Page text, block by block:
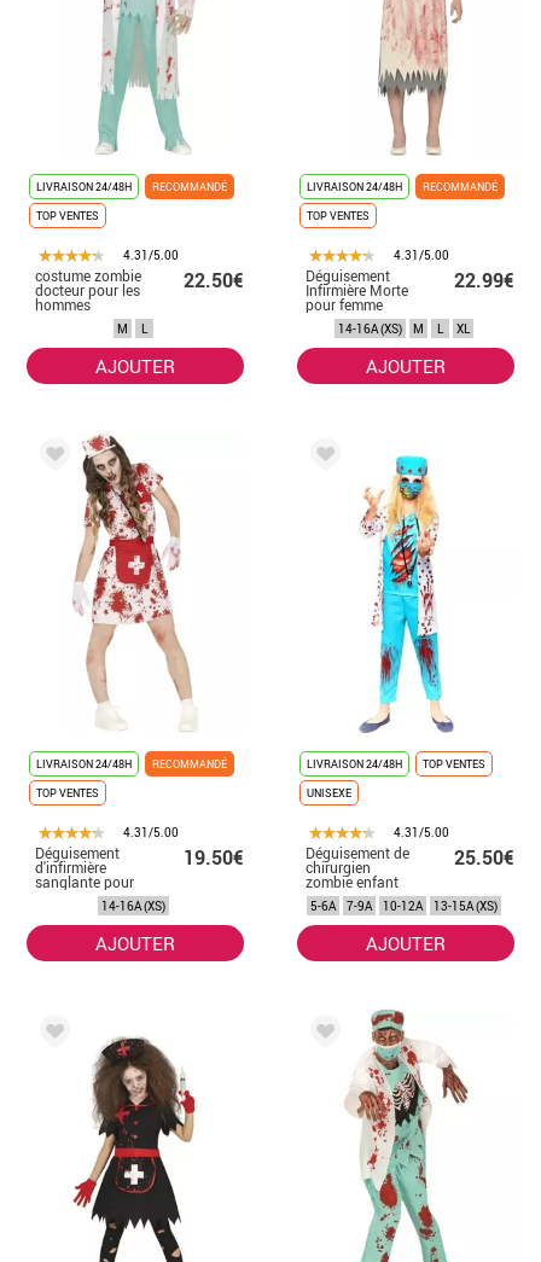
LIVRAISON 24/48H
RECOMMANDÉ
TOP VENTES
4.31/5.00
costume zombie
docteur pour les
hommes
22.50€
M L
AJOUTER
LIVRAISON 24/48H
RECOMMANDÉ
TOP VENTES
4.31/5.00
Déguisement
Infirmière Morte
pour femme
Halloween
22.99€
14-16A (XS) M L XL
AJOUTER
LIVRAISON 24/48H
RECOMMANDÉ
TOP VENTES
4.31/5.00
Déguisement
d'infirmière
sanglante pour
adolescents
19.50€
14-16A (XS)
AJOUTER
LIVRAISON 24/48H
TOP VENTES
UNISEXE
4.31/5.00
Déguisement de
chirurgien
zombie enfant
25.50€
5-6A 7-9A 10-12A 13-15A (XS)
AJOUTER